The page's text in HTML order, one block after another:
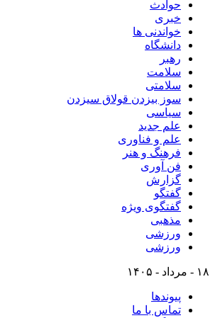
حوادث
خبری
خواندنی ها
دانشگاه
رهبر
سلامت
سلامتی
سوز بیزدن قولاق سیزدن
سیاسی
علم جدید
علم و فناوری
فرهنگ و هنر
فن آوری
گزارش
گفتگو
گفتگوی ویژه
مذهبی
ورزشی
ورزشی
۱۸ - مرداد - ۱۴۰۵
پیوندها
تماس با ما